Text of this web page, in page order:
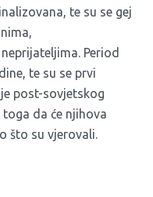
te su se gej
Period
te su se prvi
post-sovjetskog
da će njihova
što su vjerovali.